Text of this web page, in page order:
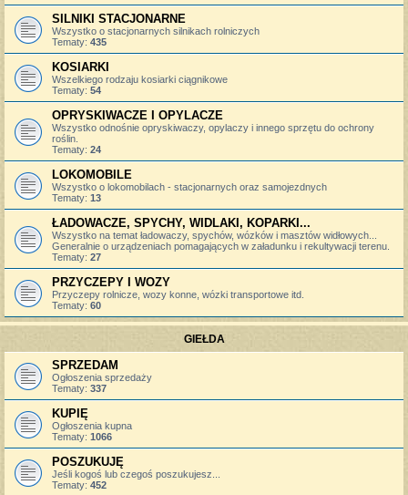
SILNIKI STACJONARNE
Wszystko o stacjonarnych silnikach rolniczych
Tematy: 435
KOSIARKI
Wszelkiego rodzaju kosiarki ciągnikowe
Tematy: 54
OPRYSKIWACZE I OPYLACZE
Wszystko odnośnie opryskiwaczy, opylaczy i innego sprzętu do ochrony
roślin.
Tematy: 24
LOKOMOBILE
Wszystko o lokomobilach - stacjonarnych oraz samojezdnych
Tematy: 13
ŁADOWACZE, SPYCHY, WIDLAKI, KOPARKI...
Wszystko na temat ładowaczy, spychów, wózków i masztów widłowych...
Generalnie o urządzeniach pomagających w załadunku i rekultywacji terenu.
Tematy: 27
PRZYCZEPY I WOZY
Przyczepy rolnicze, wozy konne, wózki transportowe itd.
Tematy: 60
GIEŁDA
SPRZEDAM
Ogłoszenia sprzedaży
Tematy: 337
KUPIĘ
Ogłoszenia kupna
Tematy: 1066
POSZUKUJĘ
Jeśli kogoś lub czegoś poszukujesz...
Tematy: 452